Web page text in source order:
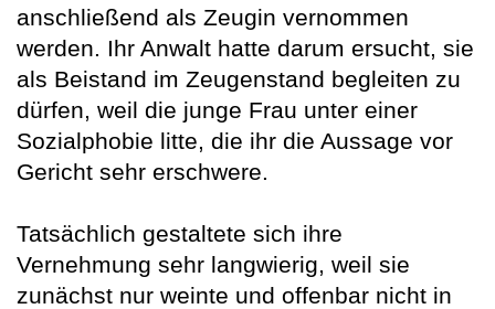
anschließend als Zeugin vernommen
werden. Ihr Anwalt hatte darum ersucht, sie
als Beistand im Zeugenstand begleiten zu
dürfen, weil die junge Frau unter einer
Sozialphobie litte, die ihr die Aussage vor
Gericht sehr erschwere.
Tatsächlich gestaltete sich ihre
Vernehmung sehr langwierig, weil sie
zunächst nur weinte und offenbar nicht in